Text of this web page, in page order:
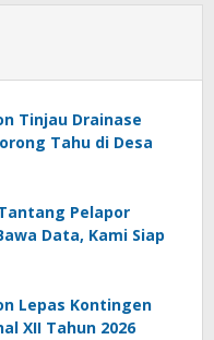
Tinjau Drainase
Tahu di Desa
Pelapor
Data, Kami Siap
Lepas Kontingen
XII Tahun 2026